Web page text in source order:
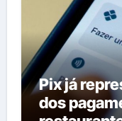
Pix já
dos